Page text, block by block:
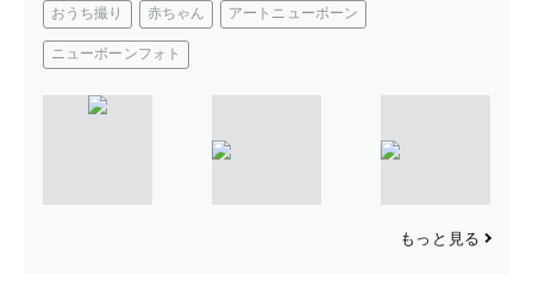
おうち撮り 赤ちゃん アートニューボーン
ニューボーンフォト
もっと見る